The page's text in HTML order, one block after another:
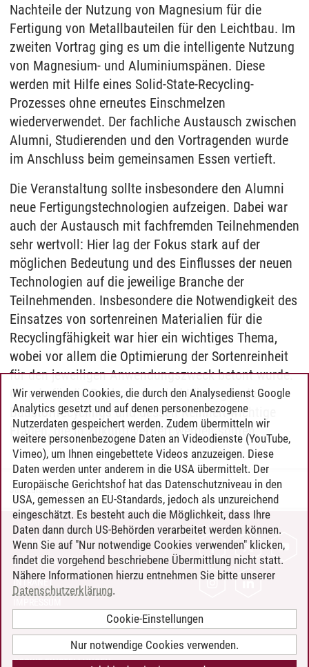
Nachteile der Nutzung von Magnesium für die
Fertigung von Metallbauteilen für den Leichtbau. Im
zweiten Vortrag ging es um die intelligente Nutzung
von Magnesium- und Aluminiumspänen. Diese
werden mit Hilfe eines Solid-State-Recycling-
Prozesses ohne erneutes Einschmelzen
wiederverwendet. Der fachliche Austausch zwischen
Alumni, Studierenden und den Vortragenden wurde
im Anschluss beim gemeinsamen Essen vertieft.
Die Veranstaltung sollte insbesondere den Alumni
neue Fertigungstechnologien aufzeigen. Dabei war
auch der Austausch mit fachfremden Teilnehmenden
sehr wertvoll: Hier lag der Fokus stark auf der
möglichen Bedeutung und des Einflusses der neuen
Technologien auf die jeweilige Branche der
Teilnehmenden. Insbesondere die Notwendigkeit des
Einsatzes von sortenreinen Materialien für die
Recyclingfähigkeit war hier ein wichtiges Thema,
wobei vor allem die Optimierung der Sortenreinheit
für den jeweiligen Anwendungszweck betont wurde.
Gerade für die Baubranche sind Lösungen des
Baustoffrecyclings und dessen Reinheit wichtige
Fragen, die in Zukunft vertieft werden sollten.
Jan Luis Stephan/30.04.2024
KONTAKT
LEUPHANA ALS ARBEITGEBER
INTRANET
BARRIEREFREIHEIT
COOKIE-EINSTELLUNGEN
Wir verwenden Cookies, die durch den Analysedienst Google
Analytics gesetzt und auf denen personenbezogene
Nutzerdaten gespeichert werden. Zudem übermitteln wir
weitere personenbezogene Daten an Videodienste (YouTube,
Vimeo), um Ihnen eingebettete Videos anzuzeigen. Diese
Daten werden unter anderem in die USA übermittelt. Der
Europäische Gerichtshof hat das Datenschutzniveau in den
USA, gemessen an EU-Standards, jedoch als unzureichend
eingeschätzt. Es besteht auch die Möglichkeit, dass Ihre
Daten dann durch US-Behörden verarbeitet werden können.
Wenn Sie auf "Nur notwendige Cookies verwenden" klicken,
findet die vorgehend beschriebene Übermittlung nicht statt.
Nähere Informationen hierzu entnehmen Sie bitte unserer
Datenschutzerklärung.
Cookie-Einstellungen
Nur notwendige Cookies verwenden.